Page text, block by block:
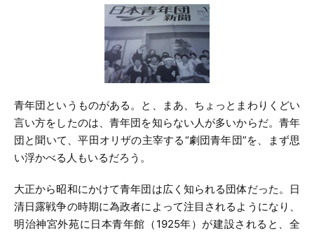
青年団というものがある。と、まあ、ちょっとまわりくどい
言い方をしたのは、青年団を知らない人が多いからだ。青年
団と聞いて、平田オリザの主宰する“劇団青年団”を、まず思
い浮かべる人もいるだろう。
大正から昭和にかけて青年団は広く知られる団体だった。日
清日露戦争の時期に為政者によって注目されるようになり、
明治神宮外苑に日本青年館（1925年）が建設されると、全